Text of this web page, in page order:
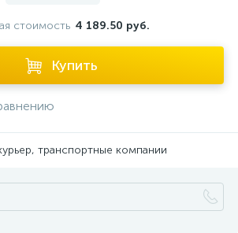
стоимость 4 189.50 руб.
Купить
транспортные компании